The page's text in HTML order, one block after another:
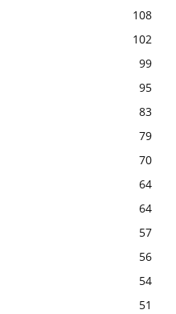
108
102
99
95
83
79
70
64
64
57
56
54
51